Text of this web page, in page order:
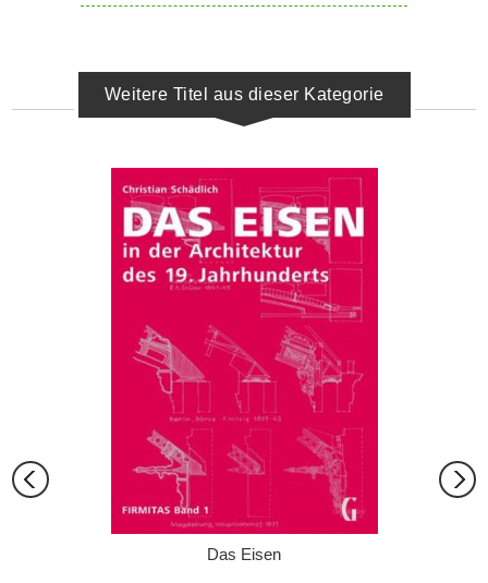
Weitere Titel aus dieser Kategorie
Das Eisen